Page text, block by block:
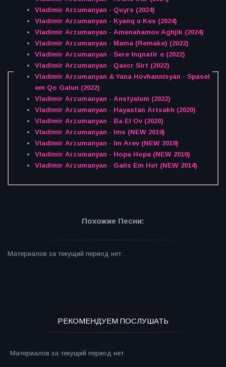
Vladimir Arzumanyan - Quyrs (2024)
Vladimir Arzumanyan - Kyanq u Kes (2024)
Vladimir Arzumanyan - Amenahamov Aghjik (2024)
Vladimir Arzumanyan - Mama (Remake) (2022)
Vladimir Arzumanyan - Sere Inqnatir e (2022)
Vladimir Arzumanyan - Qaxcr Sirt (2022)
Vladimir Arzumanyan & Yana Hovhannisyan - Spasel
em Qo Galun (2022)
Vladimir Arzumanyan - Anstyalum (2022)
Vladimir Arzumanyan - Hayastan Artsakh (2020)
Vladimir Arzumanyan - Ba El Ov (2020)
Vladimir Arzumanyan - Ims (NEW 2019)
Vladimir Arzumanyan - Im Arev (NEW 2019)
Vladimir Arzumanyan - Hopa Hopa (NEW 2016)
Vladimir Arzumanyan - Galis Em Het (NEW 2014)
Похожие Песни:
Материалов за текущий период нет.
РЕКОМЕНДУЕМ ПОСЛУШАТЬ
Материалов за текущий период нет.